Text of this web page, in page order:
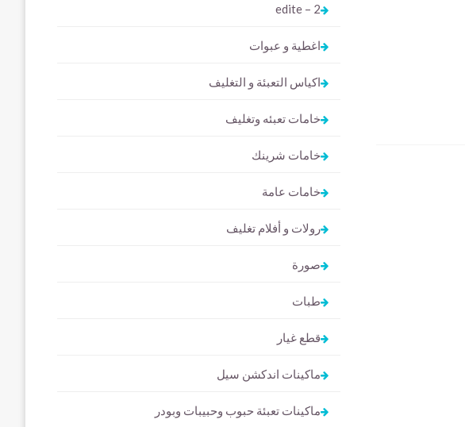
2 – edite
اغطية و عبوات
اكياس التعبئة و التغليف
خامات تعبئه وتغليف
خامات شرينك
خامات عامة
رولات و أفلام تغليف
صورة
طبات
قطع غيار
ماكينات اندكشن سيل
ماكينات تعبئة حبوب وحبيبات وبودر